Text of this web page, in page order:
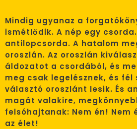
Mindig ugyanaz a
ismétlődik. A nép egy csorda.
antilopcsorda. A hatalom
oroszlán. Az oroszlán
áldozatot a csordából, és
meg csak legelésznek, és
választó oroszlánt lesik. És
magát valakire,
felsóhajtanak: Nem én! Nem
az élet!